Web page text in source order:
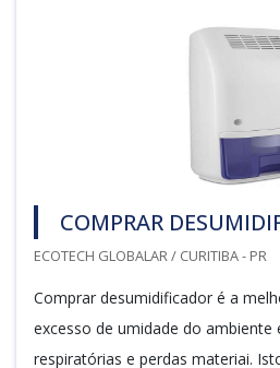
COMPRAR
ECOTECH GLOBALAR / CURITIBA - PR
Comprar desumidificador é a
excesso de umidade do ambiente
respiratórias e perdas materiai.